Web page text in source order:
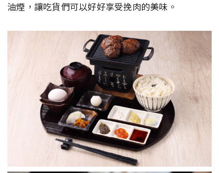
油煙，讓吃貨們可以好好享受挽肉的美味。